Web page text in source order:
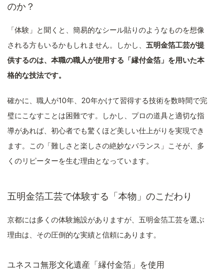
のか？
「体験」と聞くと、簡易的なシール貼りのようなものを想像
される方もいるかもしれません。しかし、 五明金箔工芸が提
供するのは、本職の職人が使用する「縁付金箔」を用いた本
格的な技法です。
確かに、職人が10年、20年かけて習得する技術を数時間で完
璧にこなすことは困難です。しかし、プロの道具と適切な指
導があれば、初心者でも驚くほど美しい仕上がりを実現でき
ます。この「難しさと楽しさの絶妙なバランス」こそが、多
くのリピーターを生む理由となっています。
五明金箔工芸で体験する「本物」のこだわり
京都には多くの体験施設がありますが、五明金箔工芸を選ぶ
理由は、その圧倒的な実績と信頼にあります。
ユネスコ無形文化遺産「縁付金箔」を使用